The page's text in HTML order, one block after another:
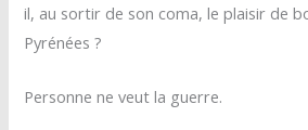
il, au sortir de son coma, le plaisir de
Pyrénées ?
Personne ne veut la guerre.